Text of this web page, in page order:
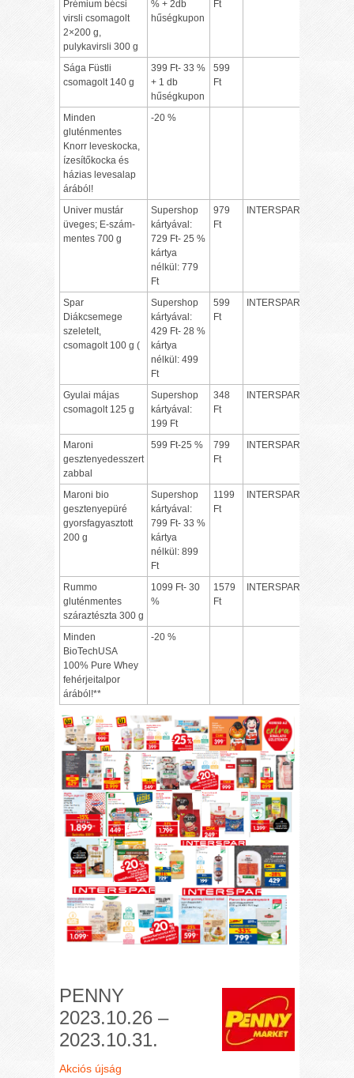
Prémium bécsi
virsli csomagolt
2×200 g,
pulykavirsli 300 g
% + 2db
hűségkupon
Ft
Sága Füstli
csomagolt 140 g
399 Ft- 33 %
+ 1 db
hűségkupon
599
Ft
Minden
gluténmentes
Knorr leveskocka,
ízesítőkocka és
házias levesalap
árából!
-20 %
Univer mustár
üveges; E-szám-
mentes 700 g
Supershop
kártyával:
729 Ft- 25 %
kártya
nélkül: 779
Ft
979
Ft
INTERSPAR
Spar
Diákcsemege
szeletelt,
csomagolt 100 g (
Supershop
kártyával:
429 Ft- 28 %
kártya
nélkül: 499
Ft
599
Ft
INTERSPAR
Gyulai májas
csomagolt 125 g
Supershop
kártyával:
199 Ft
348
Ft
INTERSPAR
Maroni
gesztenyedesszert
zabbal
599 Ft-25 %
799
Ft
INTERSPAR
Maroni bio
gesztenyepüré
gyorsfagyasztott
200 g
Supershop
kártyával:
799 Ft- 33 %
kártya
nélkül: 899
Ft
1199
Ft
INTERSPAR
Rummo
gluténmentes
száraztészta 300 g
1099 Ft- 30
%
1579
Ft
INTERSPAR
Minden
BioTechUSA
100% Pure Whey
fehérjeitalpor
árából!**
-20 %
PENNY
2023.10.26 –
2023.10.31.
Akciós újság